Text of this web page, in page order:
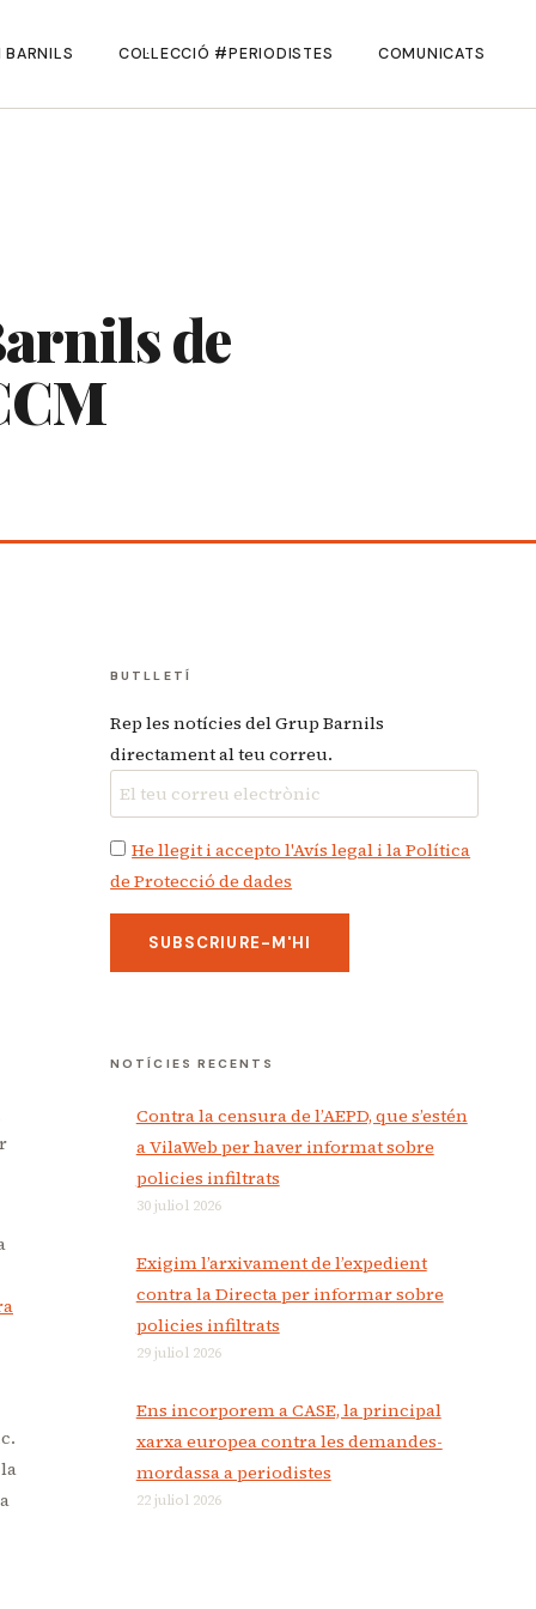
BARNILS COL·LECCIÓ #PERIODISTES COMUNICATS
de
BUTLLETÍ
Rep les notícies del Grup Barnils
directament al teu correu.
He llegit i accepto l'Avís legal i la Política
de Protecció de dades
NOTÍCIES RECENTS
Contra la censura de l’AEPD, que s’estén
a VilaWeb per haver informat sobre
policies infiltrats
30 juliol 2026
Exigim l’arxivament de l’expedient
contra la Directa per informar sobre
policies infiltrats
29 juliol 2026
Ens incorporem a CASE, la principal
xarxa europea contra les demandes-
mordassa a periodistes
22 juliol 2026